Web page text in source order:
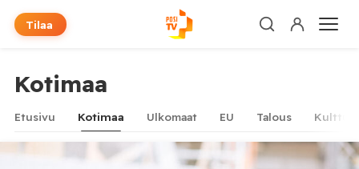
Tilaa
Kotimaa
Etusivu Kotimaa Ulkomaat EU Talous